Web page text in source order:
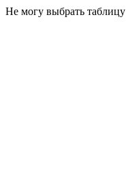
Не могу выбрать таблицу